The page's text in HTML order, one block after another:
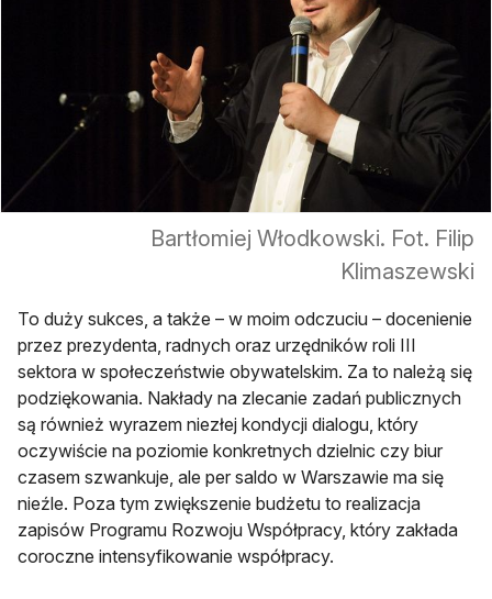
Bartłomiej Włodkowski. Fot. Filip
Klimaszewski
To duży sukces, a także – w moim odczuciu – docenienie
przez prezydenta, radnych oraz urzędników roli III
sektora w społeczeństwie obywatelskim. Za to należą się
podziękowania. Nakłady na zlecanie zadań publicznych
są również wyrazem niezłej kondycji dialogu, który
oczywiście na poziomie konkretnych dzielnic czy biur
czasem szwankuje, ale per saldo w Warszawie ma się
nieźle. Poza tym zwiększenie budżetu to realizacja
zapisów Programu Rozwoju Współpracy, który zakłada
coroczne intensyfikowanie współpracy.